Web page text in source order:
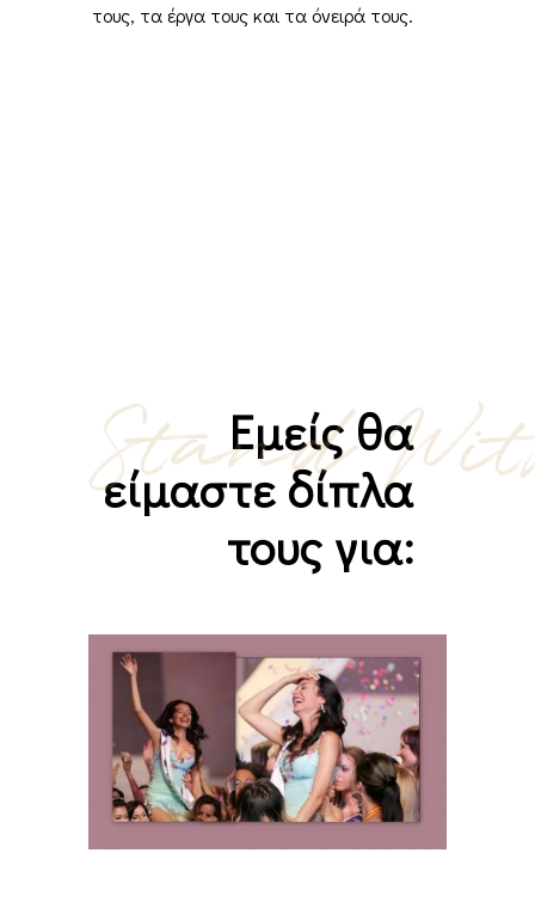
τους, τα έργα τους και τα όνειρά τους.
Stand
Εμείς θα
είμαστε δίπλα
τους για: